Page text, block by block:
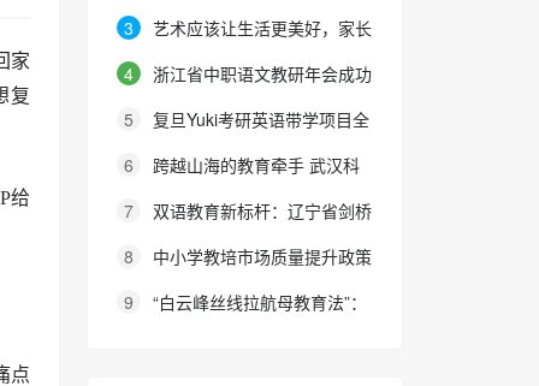
家
复
给
点
程
3
艺术应该让生活更美好，家长
的态度就是最好的审美教育！
4
浙江省中职语文教研年会成功
举办：聚焦素养本位，共探职教语
5
复旦Yuki考研英语带学项目全
新升级：27班型满足多元需求，协
6
跨越山海的教育牵手 武汉科
大联合西班牙顶尖名校办学院，首
7
双语教育新标杆：辽宁省剑桥
英语考务中心与大连金普新区华美
范学校
8
中小学教培市场质量提升政策
建议
9
“白云峰丝线拉航母教育法”：